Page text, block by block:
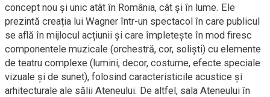
concept nou și unic atât în România, cât și în lume. Ele
prezintă creația lui Wagner într-un spectacol în care publicul
se află în mijlocul acțiunii și care împletește în mod firesc
componentele muzicale (orchestră, cor, soliști) cu elemente
de teatru complexe (lumini, decor, costume, efecte speciale
vizuale și de sunet), folosind caracteristicile acustice și
arhitecturale ale sălii Ateneului. De altfel, sala Ateneului în